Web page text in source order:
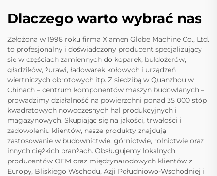
Dlaczego warto wybrać nas
Założona w 1998 roku firma Xiamen Globe Machine Co., Ltd.
to profesjonalny i doświadczony producent specjalizujący
się w częściach zamiennych do koparek, buldożerów,
gładzików, żurawi, ładowarek kołowych i urządzeń
wiertniczych obrotowych itp. Z siedzibą w Quanzhou w
Chinach – centrum komponentów maszyn budowlanych –
prowadzimy działalność na powierzchni ponad 35 000 stóp
kwadratowych nowoczesnych hal produkcyjnych i
magazynowych. Skupiając się na jakości, trwałości i
zadowoleniu klientów, nasze produkty znajdują
zastosowanie w budownictwie, górnictwie, rolnictwie oraz
innych ciężkich branżach. Obsługujemy lokalnych
producentów OEM oraz międzynarodowych klientów z
Europy, Bliskiego Wschodu, Azji Południowo-Wschodniej i